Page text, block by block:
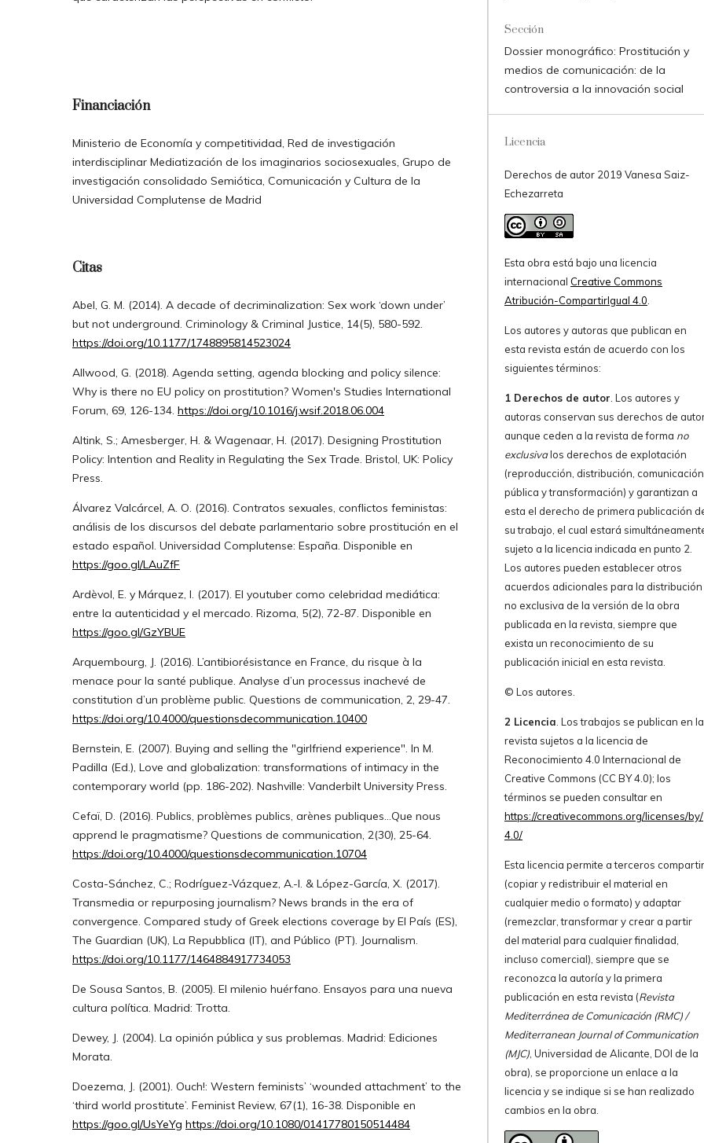
Financiación
Ministerio de Economía y competitividad, Red de investigación
interdisciplinar Mediatización de los imaginarios sociosexuales, Grupo de
investigación consolidado Semiótica, Comunicación y Cultura de la
Universidad Complutense de Madrid
Citas
Abel, G. M. (2014). A decade of decriminalization: Sex work ‘down under’
but not underground. Criminology & Criminal Justice, 14(5), 580-592.
https://doi.org/10.1177/1748895814523024
Allwood, G. (2018). Agenda setting, agenda blocking and policy silence:
Why is there no EU policy on prostitution? Women's Studies International
Forum, 69, 126-134. https://doi.org/10.1016/j.wsif.2018.06.004
Altink, S.; Amesberger, H. & Wagenaar, H. (2017). Designing Prostitution
Policy: Intention and Reality in Regulating the Sex Trade. Bristol, UK: Policy
Press.
Álvarez Valcárcel, A. O. (2016). Contratos sexuales, conflictos feministas:
análisis de los discursos del debate parlamentario sobre prostitución en el
estado español. Universidad Complutense: España. Disponible en
https://goo.gl/LAuZfF
Ardèvol, E. y Márquez, I. (2017). El youtuber como celebridad mediática:
entre la autenticidad y el mercado. Rizoma, 5(2), 72-87. Disponible en
https://goo.gl/GzYBUE
Arquembourg, J. (2016). L’antibiorésistance en France, du risque à la
menace pour la santé publique. Analyse d’un processus inachevé de
constitution d’un problème public. Questions de communication, 2, 29-47.
https://doi.org/10.4000/questionsdecommunication.10400
Bernstein, E. (2007). Buying and selling the "girlfriend experience". In M.
Padilla (Ed.), Love and globalization: transformations of intimacy in the
contemporary world (pp. 186-202). Nashville: Vanderbilt University Press.
Cefaï, D. (2016). Publics, problèmes publics, arènes publiques…Que nous
apprend le pragmatisme? Questions de communication, 2(30), 25-64.
https://doi.org/10.4000/questionsdecommunication.10704
Costa-Sánchez, C.; Rodríguez-Vázquez, A.-I. & López-García, X. (2017).
Transmedia or repurposing journalism? News brands in the era of
convergence. Compared study of Greek elections coverage by El País (ES),
The Guardian (UK), La Repubblica (IT), and Público (PT). Journalism.
https://doi.org/10.1177/1464884917734053
De Sousa Santos, B. (2005). El milenio huérfano. Ensayos para una nueva
cultura política. Madrid: Trotta.
Dewey, J. (2004). La opinión pública y sus problemas. Madrid: Ediciones
Morata.
Doezema, J. (2001). Ouch!: Western feminists’ ‘wounded attachment’ to the
‘third world prostitute’. Feminist Review, 67(1), 16-38. Disponible en
https://goo.gl/UsYeYg https://doi.org/10.1080/01417780150514484
Sección
Dossier monográfico: Prostitución y
medios de comunicación: de la
controversia a la innovación social
Licencia
Derechos de autor 2019 Vanesa Saiz-
Echezarreta
Esta obra está bajo una licencia
internacional Creative Commons
Atribución-CompartirIgual 4.0.
Los autores y autoras que publican en
esta revista están de acuerdo con los
siguientes términos:
1 Derechos de autor. Los autores y
autoras conservan sus derechos de
aunque ceden a la revista de forma no
exclusivalos derechos de explotación
(reproducción, distribución, comunicación
pública y transformación) y garantizan a
esta el derecho de primera publicación
su trabajo, el cual estará
sujeto a la licencia indicada en punto 2.
Los autores pueden establecer otros
acuerdos adicionales para la distribución
no exclusiva de la versión de la obra
publicada en la revista, siempre que
exista un reconocimiento de su
publicación inicial en esta revista.
© Los autores.
2 Licencia. Los trabajos se publican en la
revista sujetos a la licencia de
Reconocimiento 4.0 Internacional de
Creative Commons (CC BY 4.0); los
términos se pueden consultar en
https://creativecommons.org/licenses/by/
4.0/
Esta licencia permite a terceros compartir
(copiar y redistribuir el material en
cualquier medio o formato) y adaptar
(remezclar, transformar y crear a partir
del material para cualquier finalidad,
incluso comercial), siempre que se
reconozca la autoría y la primera
publicación en esta revista (Revista
Mediterránea de Comunicación (RMC) /
Mediterranean Journal of Communication
(MJC), Universidad de Alicante, DOI de la
obra), se proporcione un enlace a la
licencia y se indique si se han realizado
cambios en la obra.